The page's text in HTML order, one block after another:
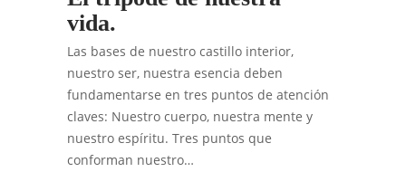
vida.
Las bases de nuestro castillo interior,
nuestro ser, nuestra esencia deben
fundamentarse en tres puntos de atención
claves: Nuestro cuerpo, nuestra mente y
nuestro espíritu. Tres puntos que
conforman nuestro…